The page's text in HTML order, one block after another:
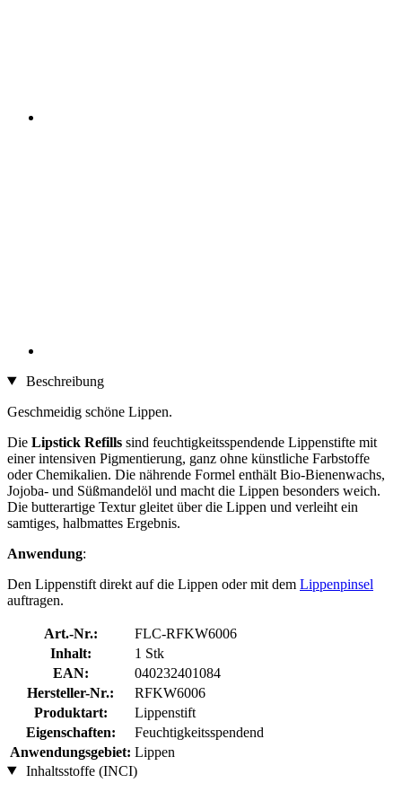
Beschreibung
Geschmeidig schöne Lippen.
Die Lipstick Refills sind feuchtigkeitsspendende Lippenstifte mit
einer intensiven Pigmentierung, ganz ohne künstliche Farbstoffe
oder Chemikalien. Die nährende Formel enthält Bio-Bienenwachs,
Jojoba- und Süßmandelöl und macht die Lippen besonders weich.
Die butterartige Textur gleitet über die Lippen und verleiht ein
samtiges, halbmattes Ergebnis.
Anwendung:
Den Lippenstift direkt auf die Lippen oder mit dem Lippenpinsel
auftragen.
Art.-Nr.:
FLC-RFKW6006
Inhalt:
1 Stk
EAN:
040232401084
Hersteller-Nr.:
RFKW6006
Produktart:
Lippenstift
Eigenschaften:
Feuchtigkeitsspendend
Anwendungsgebiet: Lippen
Inhaltsstoffe (INCI)